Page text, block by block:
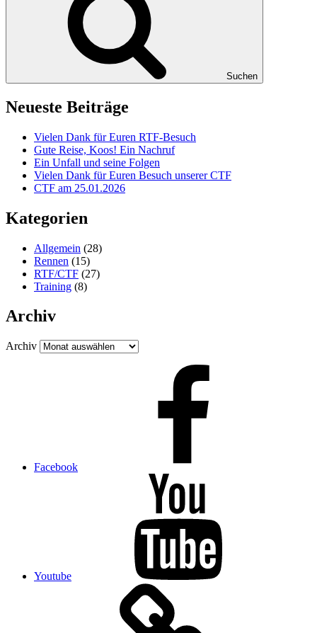
Suchen
Neueste Beiträge
Vielen Dank für Euren RTF-Besuch
Gute Reise, Koos! Ein Nachruf
Ein Unfall und seine Folgen
Vielen Dank für Euren Besuch unserer CTF
CTF am 25.01.2026
Kategorien
Allgemein (28)
Rennen (15)
RTF/CTF (27)
Training (8)
Archiv
Archiv
Facebook
Youtube